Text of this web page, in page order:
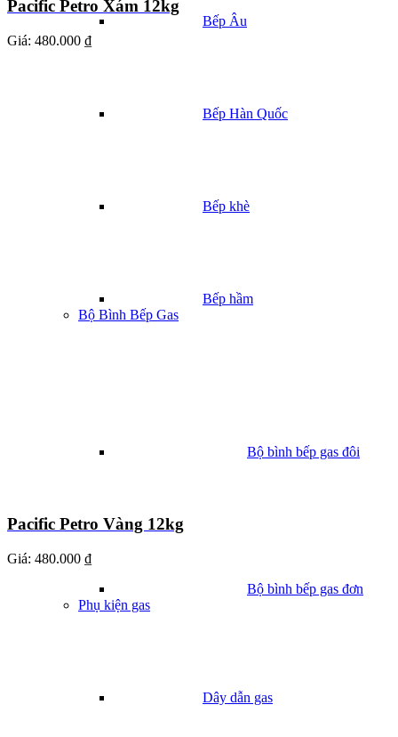
Bếp Âu
Bếp Hàn Quốc
Bếp khè
Bếp hầm
Bộ Bình Bếp Gas
Bộ bình bếp gas đôi
Bộ bình bếp gas đơn
Phụ kiện gas
Dây dẫn gas
Pacific Petro Xám 12kg
Giá: 480.000 ₫
Pacific Petro Vàng 12kg
Giá: 480.000 ₫